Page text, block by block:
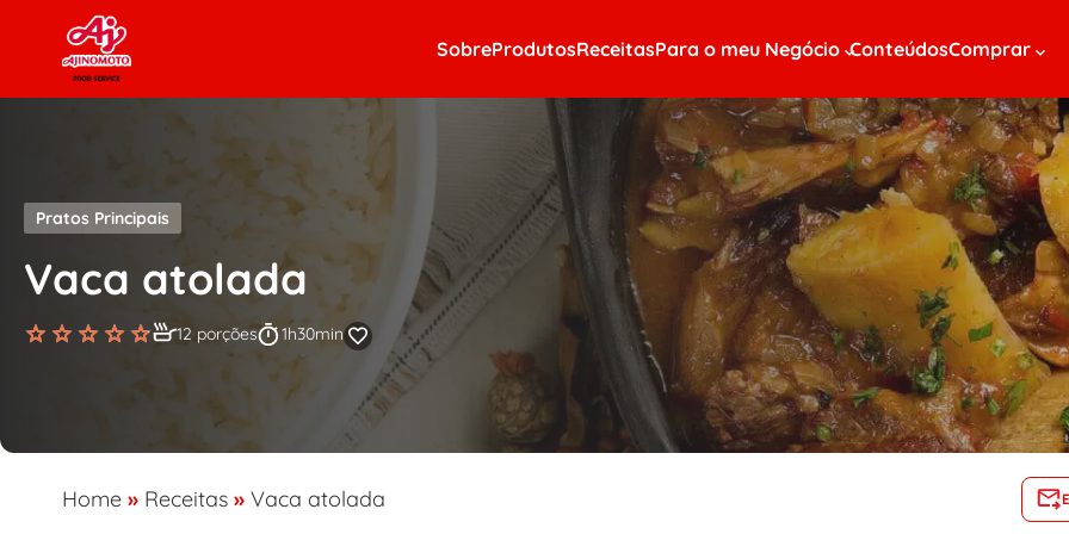
Skip to content
SobreProdutosReceitasPara o meu Negócio ConteúdosComprar
Pratos Principais
Vaca atolada
12 porções 1h30min
Home » Receitas » Vaca atolada